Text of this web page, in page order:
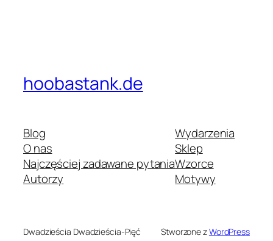
hoobastank.de
Blog
O nas
Najczęściej zadawane pytania
Autorzy
Wydarzenia
Sklep
Wzorce
Motywy
Dwadzieścia Dwadzieścia-Pięć Stworzone zWordPress